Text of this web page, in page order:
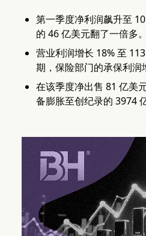
第一季度净利润飙升至
的 46 亿美元翻了一倍多。
营业利润增长 18% 至
期，保险部门的承保利润
在该季度净出售 81 亿美
备膨胀至创纪录的 3974